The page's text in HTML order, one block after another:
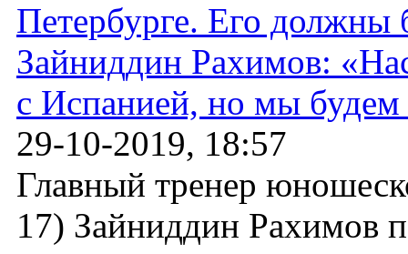
Зайниддин Рахимов:
с Испанией, но мы будем
29-10-2019, 18:57
Главный тренер
17) Зайниддин Рахимов